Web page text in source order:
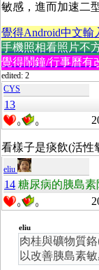
敏感，進而加速二
覺得Android中文
手機照相看照片不
覺得鬧鐘/行事曆
edited: 2
CYS
13
0 0
看樣子是痰飲(活性
eliu
14 糖尿病的胰島素
0 0
eliu
肉桂與礦物質
以改善胰島素